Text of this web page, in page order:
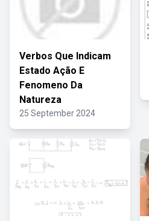
Verbos Que Indicam
Estado Ação E
Fenomeno Da
Natureza
25 September 2024